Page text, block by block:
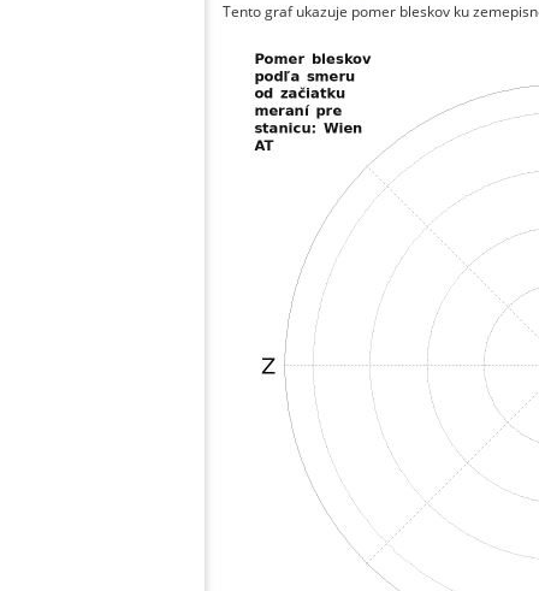
Tento graf ukazuje pomer bleskov ku